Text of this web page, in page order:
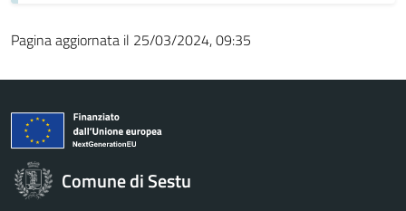
Pagina aggiornata il 25/03/2024, 09:35
Comune di Sestu